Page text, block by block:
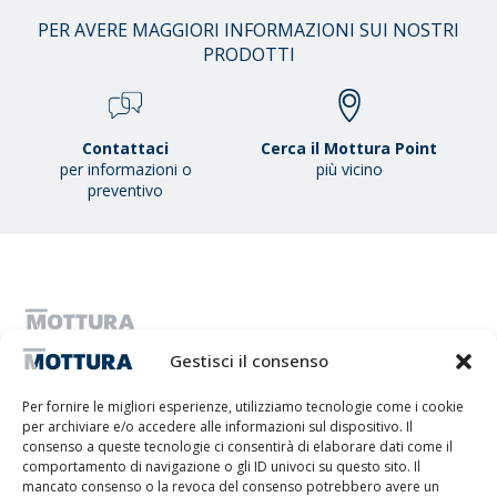
Gestisci il consenso
Per fornire le migliori esperienze, utilizziamo tecnologie come i cookie
per archiviare e/o accedere alle informazioni sul dispositivo. Il
consenso a queste tecnologie ci consentirà di elaborare dati come il
comportamento di navigazione o gli ID univoci su questo sito. Il
mancato consenso o la revoca del consenso potrebbero avere un
01
/
38
PER AVERE MAGGIORI INFORMAZIONI SUI NOSTRI
PRODOTTI
Contattaci
per informazioni o
preventivo
Cerca il Mottura Point
più vicino
MOTTURA S.P.A. - Capitale sociale 1.300.000,00 i.v. - C.F. & P.IVA
IT01051980017 - Società a Socio Unico soggetta ad attività di direzione
Privacy Policy
Cookie Policy Imprint
Disconoscimento
Whistleblowing
Lithos S.r.l.